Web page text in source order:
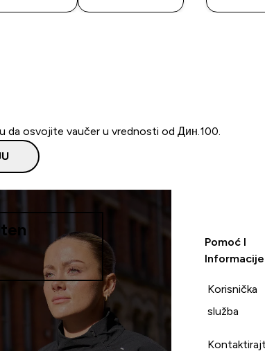
da osvojite vaučer u vrednosti od Дин.100.
Pomoć I
Informacije
Korisnička
služba